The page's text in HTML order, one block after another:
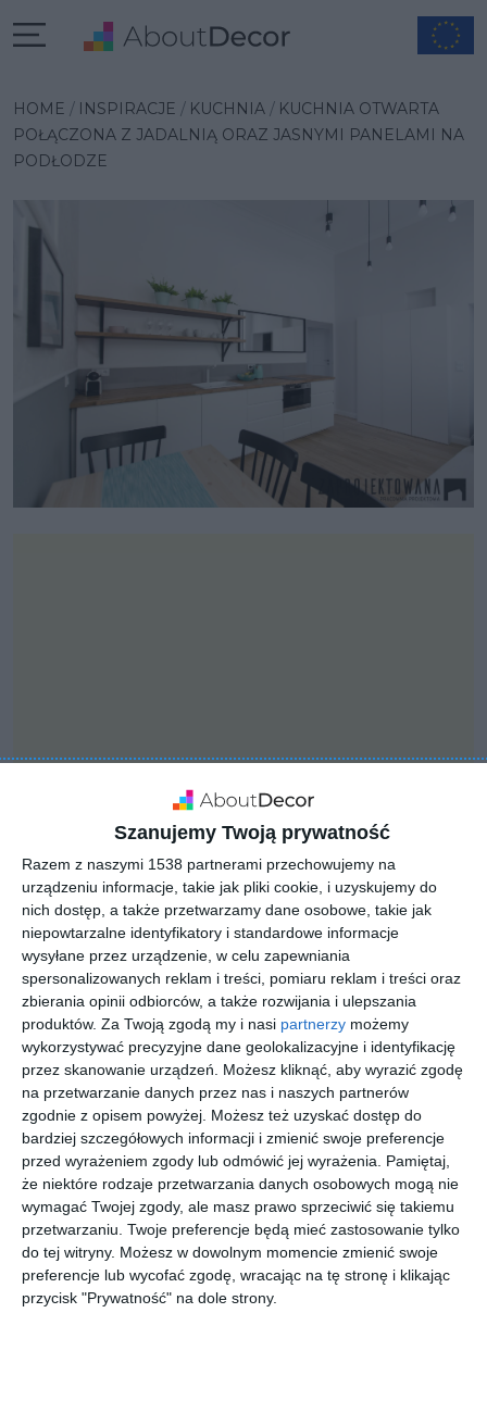
Szanujemy Twoją prywatność
Razem z naszymi 1538 partnerami przechowujemy na
urządzeniu informacje, takie jak pliki cookie, i uzyskujemy do
nich dostęp, a także przetwarzamy dane osobowe, takie jak
niepowtarzalne identyfikatory i standardowe informacje
wysyłane przez urządzenie, w celu zapewniania
spersonalizowanych reklam i treści, pomiaru reklam i treści oraz
zbierania opinii odbiorców, a także rozwijania i ulepszania
produktów. Za Twoją zgodą my i nasi partnerzy możemy
wykorzystywać precyzyjne dane geolokalizacyjne i identyfikację
przez skanowanie urządzeń. Możesz kliknąć, aby wyrazić zgodę
na przetwarzanie danych przez nas i naszych partnerów
zgodnie z opisem powyżej. Możesz też uzyskać dostęp do
bardziej szczegółowych informacji i zmienić swoje preferencje
przed wyrażeniem zgody lub odmówić jej wyrażenia.
Pamiętaj,
że niektóre rodzaje przetwarzania danych osobowych mogą nie
wymagać Twojej zgody, ale masz prawo sprzeciwić się takiemu
przetwarzaniu. Twoje preferencje będą mieć zastosowanie tylko
do tej witryny. Możesz w dowolnym momencie zmienić swoje
preferencje lub wycofać zgodę, wracając na tę stronę i klikając
przycisk "Prywatność" na dole strony.
HOME INSPIRACJE KUCHNIA
KUCHNIA OTWARTA
POŁĄCZONA Z JADALNIĄ ORAZ JASNYMI PANELAMI NA
PODŁODZE
INSPIRACJA
Kuchnia otwarta
połączona z jadalnią oraz
jasnymi panelami na
podłodze
Aranżacja kuchni otwartej połączonej z jadalnią oraz jasnymi
panelami na podłodze.
AUTOR:ZAPROJEKTOWANA
DODAJ DO ULUBIONYCH
UDOSTĘPNIJ
Pozostałe zdjęcia w projekcie:Warszawa Podwale,
apartament na wynajem krótkoterminowy